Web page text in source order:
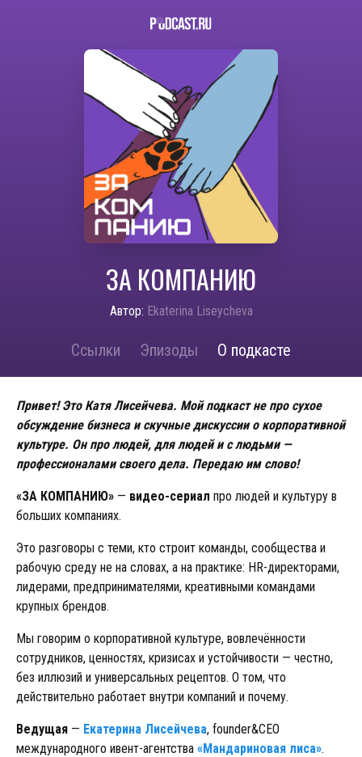
ЗА КОМПАНИЮ
Автор: Ekaterina Liseycheva
Ссылки Эпизоды О подкасте
Привет! Это Катя Лисейчева. Мой подкаст не про сухое
обсуждение бизнеса и скучные дискуссии о корпоративной
культуре. Он про людей, для людей и с людьми —
профессионалами своего дела. Передаю им слово!
«ЗА КОМПАНИЮ» — видео-сериал про людей и культуру в
больших компаниях.
Это разговоры с теми, кто строит команды, сообщества и
рабочую среду не на словах, а на практике: HR-директорами,
лидерами, предпринимателями, креативными командами
крупных брендов.
Мы говорим о корпоративной культуре, вовлечённости
сотрудников, ценностях, кризисах и устойчивости — честно,
без иллюзий и универсальных рецептов. О том, что
действительно работает внутри компаний и почему.
Ведущая — Екатерина Лисейчева, founder&CEO
международного ивент-агентства «Мандариновая лиса».